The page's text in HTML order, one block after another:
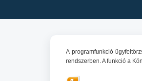
A programfunkció
rendszerben.A funkció a